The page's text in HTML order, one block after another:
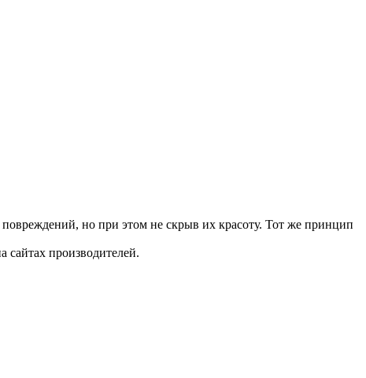
но при этом не скрыв их красоту. Тот же принцип
сайтах производителей.